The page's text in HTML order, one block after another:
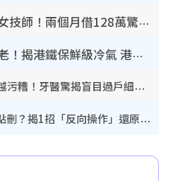
銀行高層戀上水療女技師！兩個月借128萬驚覺「沉船」沉落火海 揭背後疑似邪教操控賣淫
內地客歎港人唔識老！揭港鐵保鮮級冷氣 港人求放過：咪投訴
牙線棒亂用隨時越清越污糟！牙醫驚揭盲目過戶細菌恐致蛀牙：呢種先係日常真保養
WhatsApp預設貼圖點刪？揭1招「反向操作」還原簡潔介面 附3步實測教學